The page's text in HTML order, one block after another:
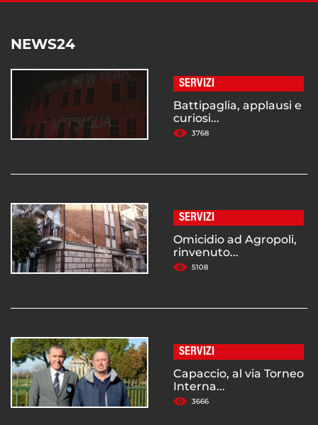
NEWS24
SERVIZI
Battipaglia, applausi e
curiosi...
3768
SERVIZI
Omicidio ad Agropoli,
rinvenuto...
5108
SERVIZI
Capaccio, al via Torneo
Interna...
3666